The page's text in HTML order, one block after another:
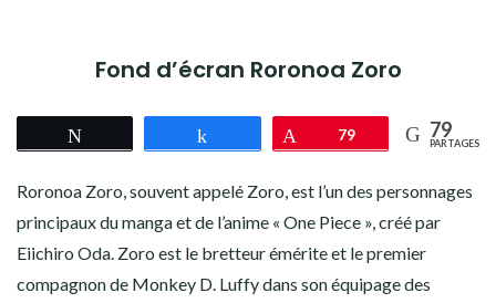
Fond d’écran Roronoa Zoro
Partagez Épingle
79 79
PARTAGES
Roronoa Zoro, souvent appelé Zoro, est l’un des personnages
principaux du manga et de l’anime « One Piece », créé par
Eiichiro Oda. Zoro est le bretteur émérite et le premier
compagnon de Monkey D. Luffy dans son équipage des
BORUTO
CHAINSAW MAN
COWBOY BEBOP